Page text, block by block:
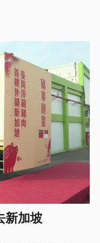
15年重返新加
新加坡